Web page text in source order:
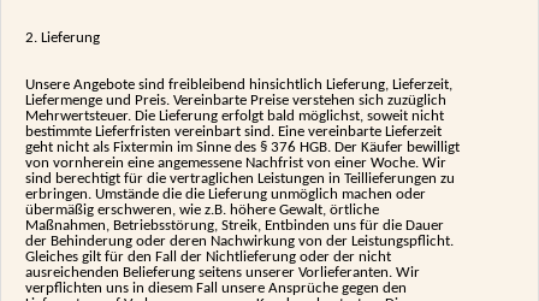
2. Lieferung
Unsere Angebote sind freibleibend hinsichtlich Lieferung, Lieferzeit,
Liefermenge und Preis. Vereinbarte Preise verstehen sich zuzüglich
Mehrwertsteuer. Die Lieferung erfolgt bald möglichst, soweit nicht
bestimmte Lieferfristen vereinbart sind. Eine vereinbarte Lieferzeit
geht nicht als Fixtermin im Sinne des § 376 HGB. Der Käufer bewilligt
von vornherein eine angemessene Nachfrist von einer Woche. Wir
sind berechtigt für die vertraglichen Leistungen in Teillieferungen zu
erbringen. Umstände die die Lieferung unmöglich machen oder
übermäßig erschweren, wie z.B. höhere Gewalt, örtliche
Maßnahmen, Betriebsstörung, Streik, Entbinden uns für die Dauer
der Behinderung oder deren Nachwirkung von der Leistungspflicht.
Gleiches gilt für den Fall der Nichtlieferung oder der nicht
ausreichenden Belieferung seitens unserer Vorlieferanten. Wir
verpflichten uns in diesem Fall unsere Ansprüche gegen den